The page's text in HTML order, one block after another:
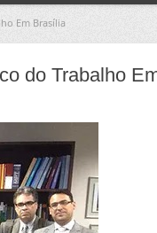
Em Brasília
do Trabalho